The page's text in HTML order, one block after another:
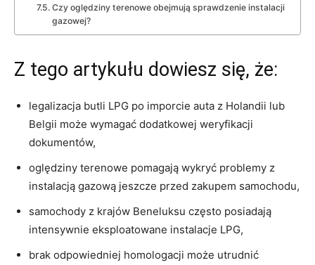
Czy oględziny terenowe obejmują sprawdzenie instalacji
gazowej?
Z tego artykułu dowiesz się, że:
legalizacja butli LPG po imporcie auta z Holandii lub
Belgii może wymagać dodatkowej weryfikacji
dokumentów,
oględziny terenowe pomagają wykryć problemy z
instalacją gazową jeszcze przed zakupem samochodu,
samochody z krajów Beneluksu często posiadają
intensywnie eksploatowane instalacje LPG,
brak odpowiedniej homologacji może utrudnić